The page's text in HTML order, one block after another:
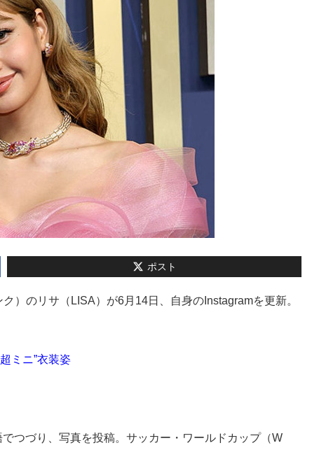
ポスト
）のリサ（LISA）が6月14日、自身のInstagramを更新。
ミニ”衣装姿
つづり、写真を投稿。サッカー・ワールドカップ（W